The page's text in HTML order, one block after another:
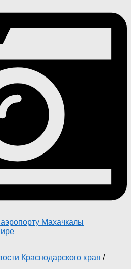
Краснодарского края /